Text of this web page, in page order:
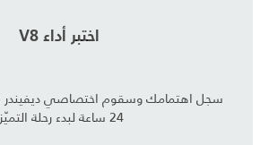
اختبر أداء V8
سجل اهتمامك وسقوم اختصاصي ديفيندر
24 ساعة لبدء رحلة التميّز.